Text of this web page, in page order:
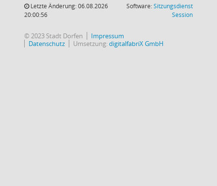
Letzte Änderung: 06.08.2026
20:00:56
Software:Sitzungsdienst
Session(Wird in
© 2023 Stadt Dorfen
Impressum
Datenschutz
Umsetzung:digitalfabriX GmbH